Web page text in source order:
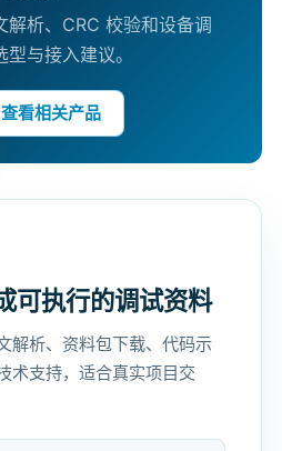
解析、CRC 校验和设备调
与接入建议。
查看相关产品
可执行的调试资料
解析、资料包下载、代码示
术支持，适合真实项目交